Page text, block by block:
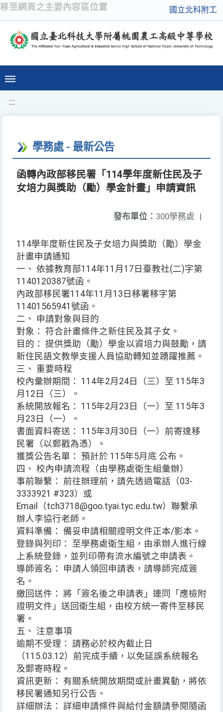
移至網頁之主要內容區位置 國立北科附工
:::
學務處 - 最新公告
函轉內政部移民署「114學年度新住民及子
女培力與獎助（勵）學金計畫」申請資訊
發布單位： 300學務處 |
114學年度新住民及子女培力與獎助（勵）學金
計畫申請通知
一、 依據教育部114年11月17日臺教社(二)字第
1140120387號函。
內政部移民署114年11月13日移署移字第
11401565941號函。
二、 申請對象與目的
對象： 符合計畫條件之新住民及其子女。
目的： 提供獎助（勵）學金以資培力與鼓勵，請
新住民語文教學支援人員協助轉知並踴躍推薦。
三、 重要時程
校內彙辦期間： 114年2月24日（三）至 115年3
月12日（三）。
系統開放報名： 115年2月23日（一）至 115年3
月23日（一）。
書面資料寄送： 115年3月30日（一）前寄達移
民署（以郵戳為憑）。
獲獎公告名單： 預計於 115年5月底 公布。
四、 校內申請流程（由學務處衛生組彙辦）
事前聯繫： 前往辦理前，請先透過電話（03-
3333921 #323）或
Email（tch3718@goo.tyai.tyc.edu.tw）聯繫承
辦人李協行老師。
資料準備： 備妥申請相關證明文件正本/影本。
登錄與列印： 至學務處衛生組，由承辦人進行線
上系統登錄，並列印帶有流水編號之申請表。
導師簽名： 申請人領回申請表，請導師完成簽
名。
繳回送件： 將「簽名後之申請表」連同「應檢附
證明文件」送回衛生組，由校方統一寄件至移民
署。
五、 注意事項
逾期不受理： 請務必於校內截止日
（115.03.12）前完成手續，以免延誤系統報名
及郵寄時程。
資訊更新： 有關系統開放期間或計畫異動，將依
移民署通知另行公告。
詳細辦法： 詳細申請條件與給付金額請參閱隨函